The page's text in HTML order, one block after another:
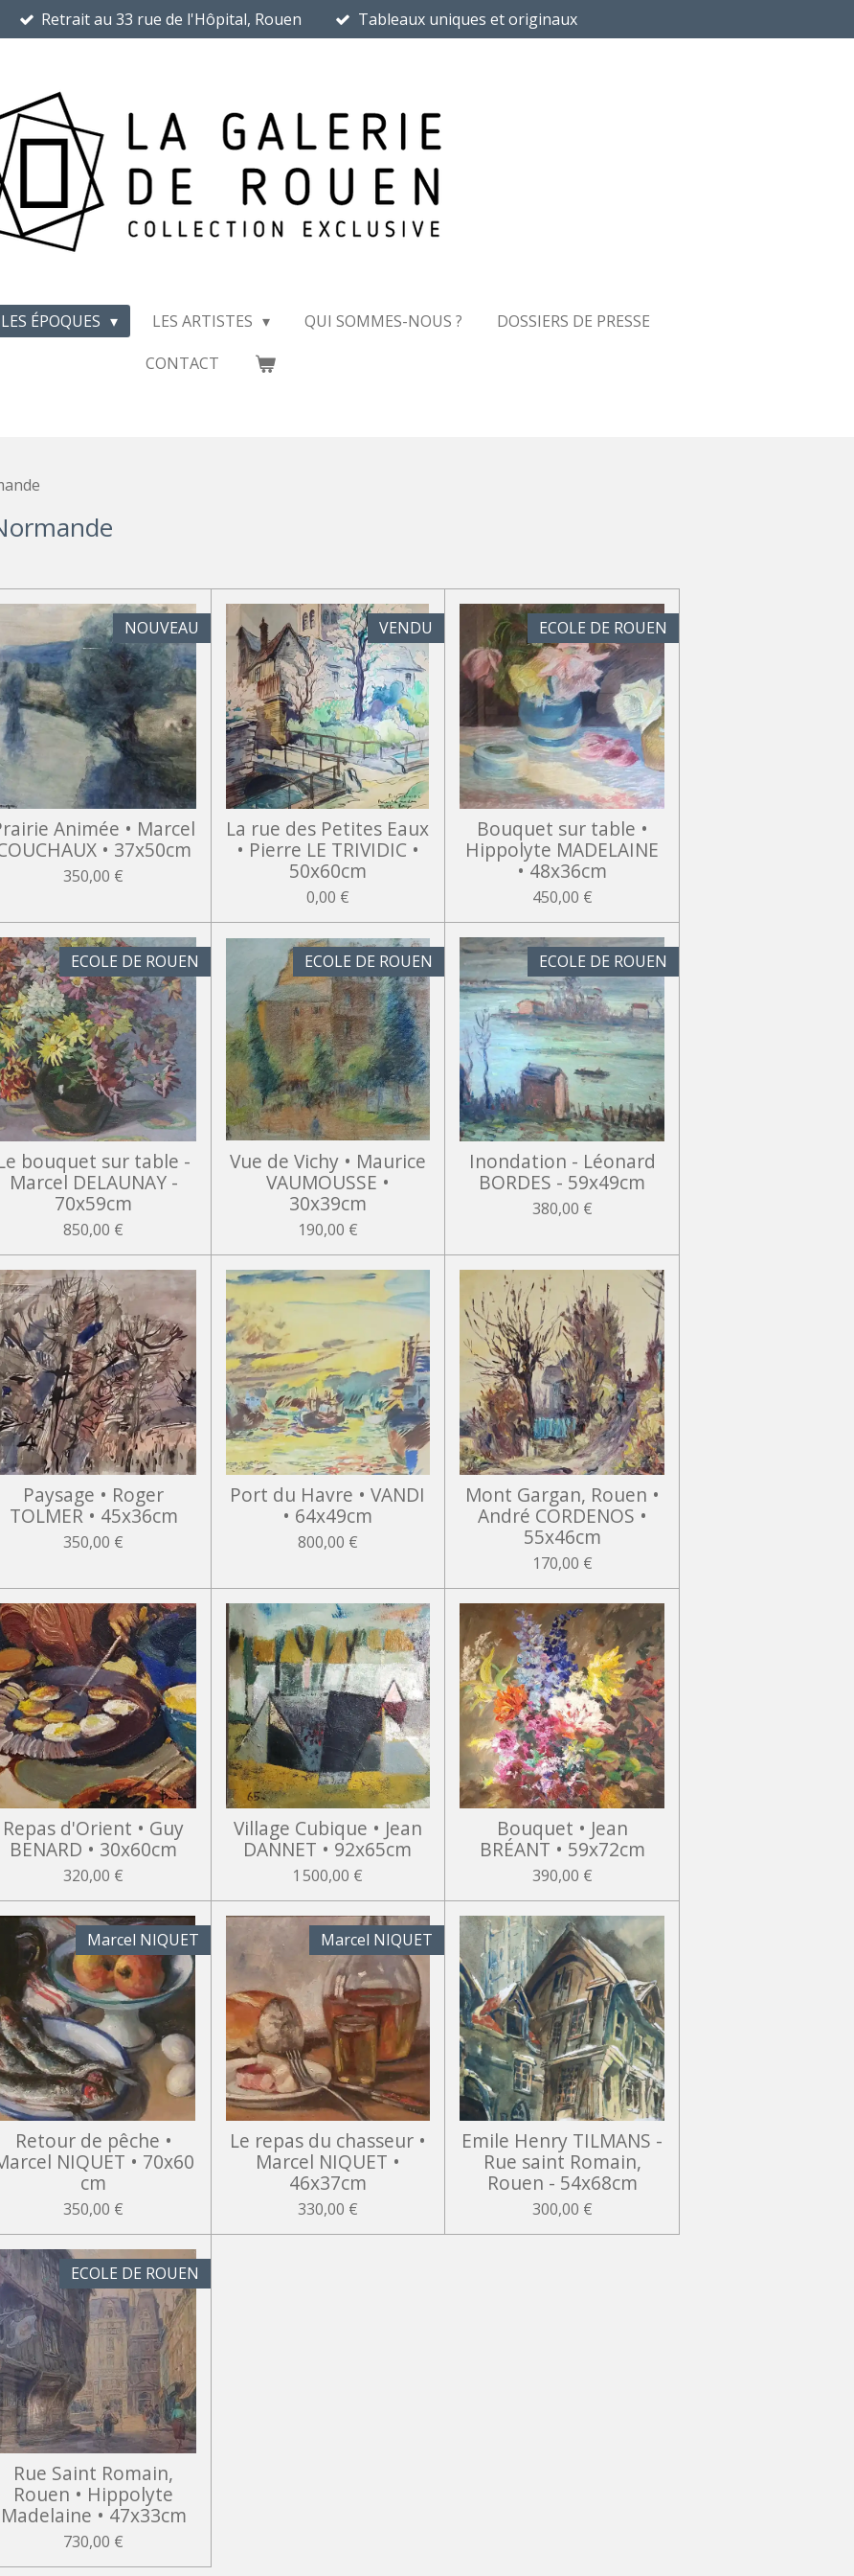
Retrait au 33 rue de l'Hôpital, Rouen Tableaux uniques et originaux
LES ÉPOQUES LES ARTISTES QUI SOMMES-NOUS ?
DOSSIERS DE PRESSE
CONTACT
NOUVEAU
Animée • Marcel
• 37x50cm
350,00 €
VENDU
La rue des Petites Eaux
• Pierre LE TRIVIDIC •
50x60cm
0,00 €
ECOLE DE ROUEN
Bouquet sur table •
Hippolyte MADELAINE
• 48x36cm
450,00 €
ECOLE DE ROUEN
bouquet sur table -
Marcel DELAUNAY -
70x59cm
850,00 €
ECOLE DE ROUEN
Vue de Vichy • Maurice
VAUMOUSSE •
30x39cm
190,00 €
ECOLE DE ROUEN
Inondation - Léonard
BORDES - 59x49cm
380,00 €
Paysage • Roger
TOLMER • 45x36cm
350,00 €
Port du Havre • VANDI
• 64x49cm
800,00 €
Mont Gargan, Rouen •
André CORDENOS •
55x46cm
170,00 €
Repas d'Orient • Guy
BENARD • 30x60cm
320,00 €
Village Cubique • Jean
DANNET • 92x65cm
1 500,00 €
Bouquet • Jean
BRÉANT • 59x72cm
390,00 €
Marcel NIQUET
Retour de pêche •
NIQUET • 70x60
cm
350,00 €
Marcel NIQUET
Le repas du chasseur •
Marcel NIQUET •
46x37cm
330,00 €
Emile Henry TILMANS -
Rue saint Romain,
Rouen - 54x68cm
300,00 €
ECOLE DE ROUEN
Rue Saint Romain,
Rouen • Hippolyte
Madelaine • 47x33cm
730,00 €